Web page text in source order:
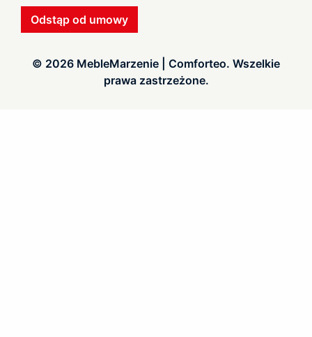
Odstąp od umowy
© 2026 MebleMarzenie | Comforteo. Wszelkie
prawa zastrzeżone.